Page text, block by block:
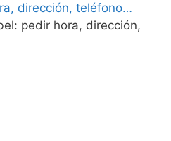
dirección, teléfono…
pedir hora, dirección,